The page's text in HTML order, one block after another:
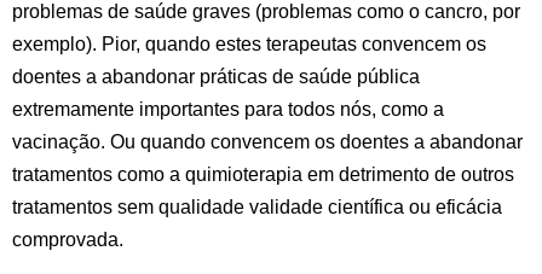
problemas de saúde graves (problemas como o cancro, por
exemplo). Pior, quando estes terapeutas convencem os
doentes a abandonar práticas de saúde pública
extremamente importantes para todos nós, como a
vacinação. Ou quando convencem os doentes a abandonar
tratamentos como a quimioterapia em detrimento de outros
tratamentos sem qualidade validade científica ou eficácia
comprovada.